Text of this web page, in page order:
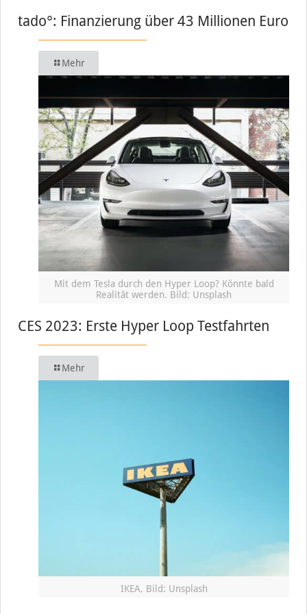
tado°: Finanzierung über 43 Millionen Euro
Mehr
Mit dem Tesla durch den Hyper Loop? Könnte bald
Realität werden. Bild: Unsplash
CES 2023: Erste Hyper Loop Testfahrten
Mehr
IKEA, Bild: Unsplash